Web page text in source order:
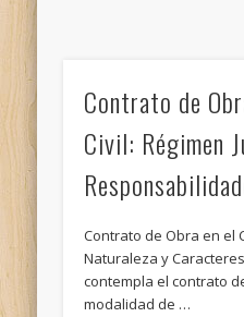
Contrato de
Civil: Régimen
Contrato de Obra en el
Naturaleza y
contempla el contrato
modalidad de …